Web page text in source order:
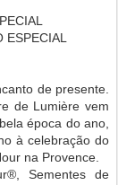
ESPECIAL
de presente.
de Lumière vem
época do ano,
à celebração do
na Provence.
Sementes de